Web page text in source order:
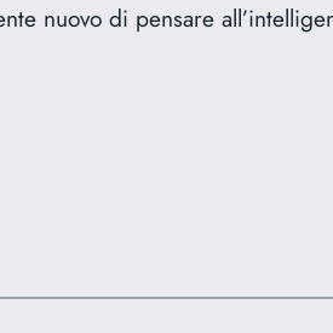
nuovo di pensare